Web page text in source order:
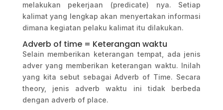
melakukan pekerjaan (predicate) nya. Setiap
kalimat yang lengkap akan menyertakan informasi
dimana kegiatan pelaku kalimat itu dilakukan.
Adverb of time = Keterangan waktu
Selain memberikan keterangan tempat, ada jenis
adver yang memberikan keterangan waktu. Inilah
yang kita sebut sebagai Adverb of Time. Secara
theory, jenis adverb waktu ini tidak berbeda
dengan adverb of place.